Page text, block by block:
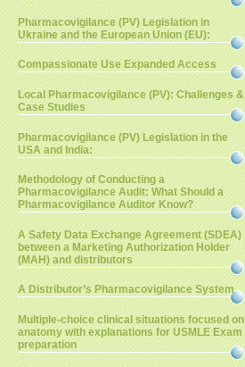
Pharmacovigilance (PV) Legislation in
Ukraine and the European Union (EU):
Compassionate Use Expanded Access
Local Pharmacovigilance (PV): Challenges &
Case Studies
Pharmacovigilance (PV) Legislation in the
USA and India:
Methodology of Conducting a
Pharmacovigilance Audit: What Should a
Pharmacovigilance Auditor Know?
A Safety Data Exchange Agreement (SDEA)
between a Marketing Authorization Holder
(MAH) and distributors
A Distributor’s Pharmacovigilance System
Multiple-choice clinical situations focused on
anatomy with explanations for USMLE Exam
preparation